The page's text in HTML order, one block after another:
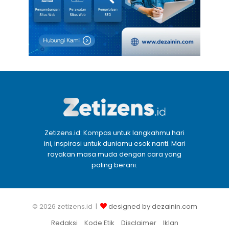
Zetizens.id: Kompas untuk langkahmu hari
ini, inspirasi untuk duniamu esok nanti. Mari
rayakan masa muda dengan cara yang
paling berani.
© 2026 zetizens.id |
designed by dezainin.com
Redaksi
Kode Etik Disclaimer Iklan